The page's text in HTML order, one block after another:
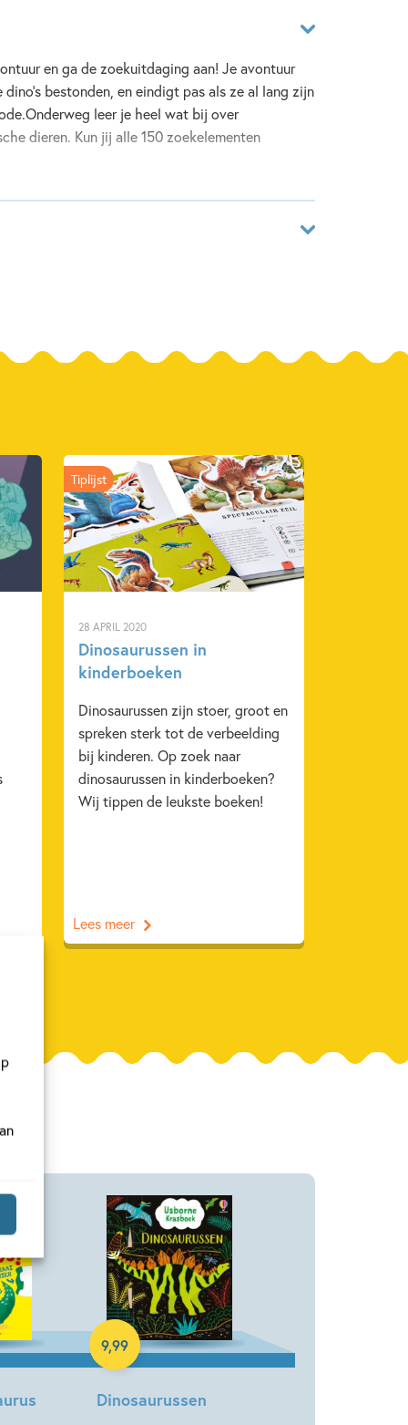
en ga de zoekuitdaging aan! Je avontuur
bestonden, en eindigt pas als ze al lang zijn
leer je heel wat bij over
dieren. Kun jij alle 150 zoekelementen
Non-fictie
Soort boek
28 APRIL 2020
Dinosaurussen in
kinderboeken
Dinosaurussen zijn stoer, groot en
spreken sterk tot de verbeelding
bij kinderen. Op zoek naar
dinosaurussen in kinderboeken?
Wij tippen de leukste boeken!
Tiplijst
Lees meer
Dinosaurussen
9,99
Paperback